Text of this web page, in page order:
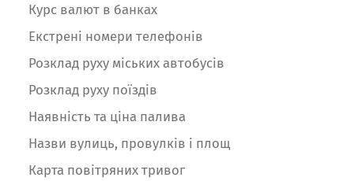
Курс валют в банках
Екстрені номери телефонів
Розклад руху міських автобусів
Розклад руху поїздів
Наявність та ціна палива
Назви вулиць, провулків і площ
Карта повітряних тривог